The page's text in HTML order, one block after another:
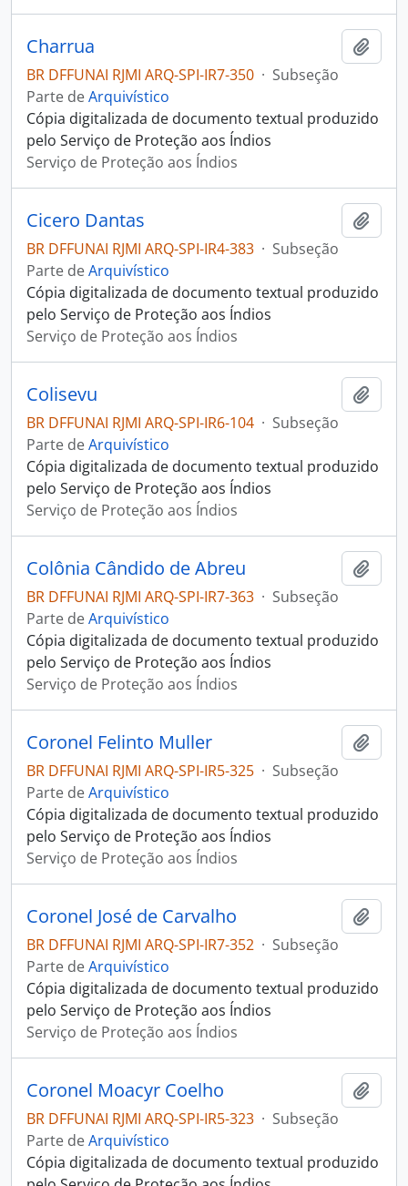
Charrua
BR DFFUNAI RJMI ARQ-SPI-IR7-350 · Subseção
Parte deArquivístico
Cópia digitalizada de documento textual produzido
pelo Serviço de Proteção aos Índios
Serviço de Proteção aos Índios
Cicero Dantas
BR DFFUNAI RJMI ARQ-SPI-IR4-383 · Subseção
Parte deArquivístico
Cópia digitalizada de documento textual produzido
pelo Serviço de Proteção aos Índios
Serviço de Proteção aos Índios
Colisevu
BR DFFUNAI RJMI ARQ-SPI-IR6-104 · Subseção
Parte deArquivístico
Cópia digitalizada de documento textual produzido
pelo Serviço de Proteção aos Índios
Serviço de Proteção aos Índios
Colônia Cândido de Abreu
BR DFFUNAI RJMI ARQ-SPI-IR7-363 · Subseção
Parte deArquivístico
Cópia digitalizada de documento textual produzido
pelo Serviço de Proteção aos Índios
Serviço de Proteção aos Índios
Coronel Felinto Muller
BR DFFUNAI RJMI ARQ-SPI-IR5-325 · Subseção
Parte deArquivístico
Cópia digitalizada de documento textual produzido
pelo Serviço de Proteção aos Índios
Serviço de Proteção aos Índios
Coronel José de Carvalho
BR DFFUNAI RJMI ARQ-SPI-IR7-352 · Subseção
Parte deArquivístico
Cópia digitalizada de documento textual produzido
pelo Serviço de Proteção aos Índios
Serviço de Proteção aos Índios
Coronel Moacyr Coelho
BR DFFUNAI RJMI ARQ-SPI-IR5-323 · Subseção
Parte deArquivístico
Cópia digitalizada de documento textual produzido